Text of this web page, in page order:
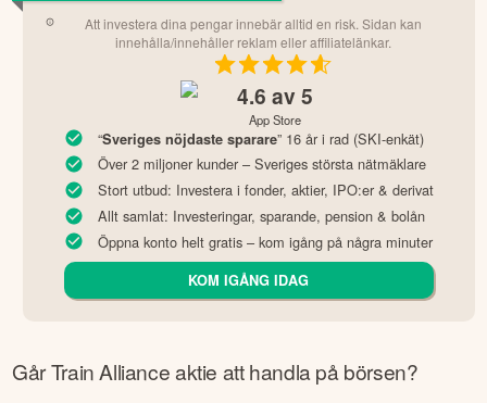
Att investera dina pengar innebär alltid en risk. Sidan kan
innehålla/innehåller reklam eller affiliatelänkar.
4.6 av 5
App Store
“Sveriges nöjdaste sparare” 16 år i rad (SKI-enkät)
Över 2 miljoner kunder – Sveriges största nätmäklare
Stort utbud: Investera i fonder, aktier, IPO:er & derivat
Allt samlat: Investeringar, sparande, pension & bolån
Öppna konto helt gratis – kom igång på några minuter
KOM IGÅNG IDAG
GårTrain Allianceaktie att handla på börsen?